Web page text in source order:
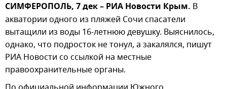
СИМФЕРОПОЛЬ, 7 дек – РИА Новости Крым. В
акватории одного из пляжей Сочи спасатели
вытащили из воды 16-летнюю девушку. Выяснилось,
однако, что подросток не тонул, а закалялся, пишут
РИА Новости со ссылкой на местные
правоохранительные органы.